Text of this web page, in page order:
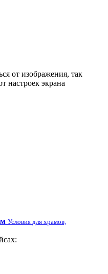
от изображения, так
настроек экрана
Условия для храмов,